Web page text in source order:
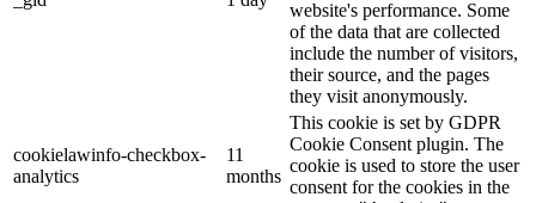
website's performance. Some
of the data that are collected
include the number of visitors,
their source, and the pages
they visit anonymously.
cookielawinfo-checkbox-
analytics
11
months
This cookie is set by GDPR
Cookie Consent plugin. The
cookie is used to store the user
consent for the cookies in the